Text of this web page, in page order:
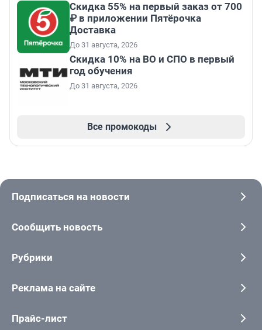
Скидка 55% на первый заказ от 700
₽ в приложении Пятёрочка
Доставка
До 31 августа, 2026
Скидка 10% на ВО и СПО в первый
год обучения
До 31 августа, 2026
Все промокоды
Подписаться на новости
Сообщить новость
Рубрики
Реклама на сайте
Прайс-лист